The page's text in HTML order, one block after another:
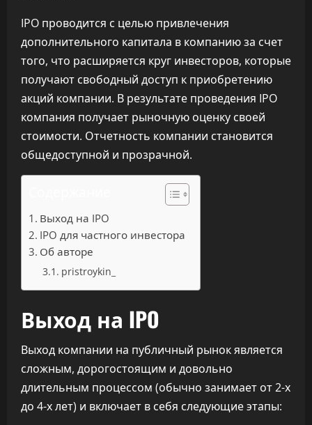
IPO проводится с целью привлечения
дополнительного капитала в компанию за счет
того, что расширяется круг инвесторов, которые
получают свободный доступ к приобретению
акций компании. В результате проведения IPO
компания получает рыночную оценку своей
стоимости. Отчетность компании становится
общедоступной и прозрачной.
Выход на IPO
IPO для частного инвестора
Об авторе
pristroykin_
Выход на IPO
Выход компании на публичный рынок является
сложным, дорогостоящим и довольно
длительным процессом (обычно занимает от 2-х
до 4-х лет) и включает в себя следующие этапы: